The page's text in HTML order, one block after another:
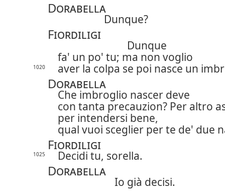
Dorabella
Dunque?
Fiordiligi
Dunque
fa' un po' tu; ma non voglio
1020 aver la colpa se poi nasce un
Dorabella
Che imbroglio nascer deve
con tanta precauzion? Per altro
per intendersi bene,
qual vuoi sceglier per te de' due
Fiordiligi
1025 Decidi tu, sorella.
Dorabella
Io già decisi.